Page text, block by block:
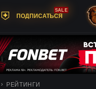
ПОДПИСАТЬСЯ
SALE
РЕЙТИНГИ